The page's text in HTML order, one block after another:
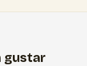
gustar